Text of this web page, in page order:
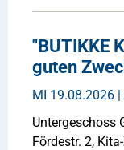
"BUTIKKE
guten
MI 19.08.2026
Untergeschoss
Fördestr. 2,